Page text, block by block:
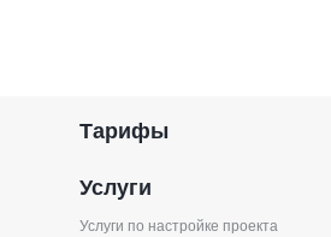
Тарифы
Услуги
Услуги по настройке проекта